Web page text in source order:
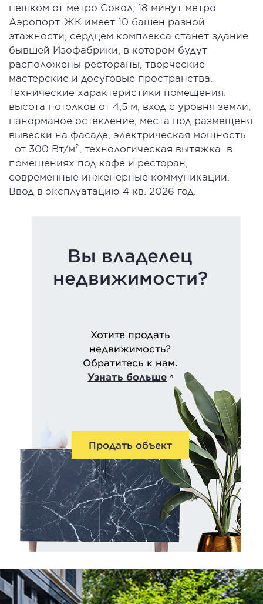
пешком от метро Сокол, 18 минут метро
Аэропорт. ЖК имеет 10 башен разной
этажности, сердцем комплекса станет здание
бывшей Изофабрики, в котором будут
расположены рестораны, творческие
мастерские и досуговые пространства.
Технические характеристики помещения:
высота потолков от 4,5 м, вход с уровня земли,
панорманое остекление, места под размещеня
вывески на фасаде, электрическая мощность
от 300 Вт/м², технологическая вытяжка в
помещениях под кафе и ресторан,
современные инженерные коммуникации.
Ввод в эксплуатацию 4 кв. 2026 год.
Вы владелец
недвижимости?
Хотите продать
недвижимость?
Обратитесь к нам.
Узнать больше
Продать объект